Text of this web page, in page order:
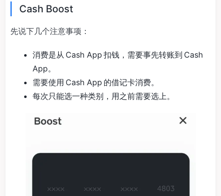
Cash Boost
先说下几个注意事项：
消费是从 Cash App 扣钱，需要事先转账到 Cash
App。
需要使用 Cash App 的借记卡消费。
每次只能选一种类别，用之前需要选上。